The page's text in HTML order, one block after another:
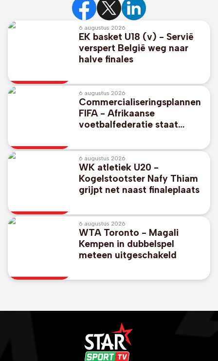
6 augustus 2026
EK basket U18 (v) - Servië
verspert België weg naar
halve finales
6 augustus 2026
Commercialiseringsplannen
FIFA - Afrikaanse
voetbalfederatie staat
voorzitter Gianni Infantino
6 augustus 2026
WK atletiek U20 -
Kogelstootster Nafy Thiam
grijpt net naast finaleplaats
6 augustus 2026
WTA Toronto - Magali
Kempen in dubbelspel
meteen uitgeschakeld